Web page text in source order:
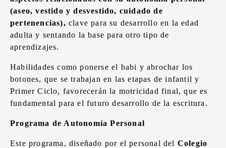
(aseo, vestido y desvestido, cuidado de
pertenencias), clave para su desarrollo en la edad
adulta y sentando la base para otro tipo de
aprendizajes.
Habilidades como ponerse el babi y abrochar los
botones, que se trabajan en las etapas de infantil y
Primer Ciclo, favorecerán la motricidad final, que es
fundamental para el futuro desarrollo de la escritura.
Programa de Autonomía Personal
Este programa, diseñado por el personal del Colegio